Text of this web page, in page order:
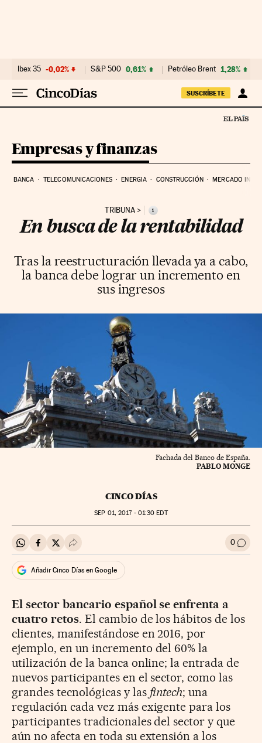
Ibex 35 -0,02% S&P 500 0,61% Petróleo Brent 1,28%
SUSCRÍBETE
Empresas y finanzas
BANCA TELECOMUNICACIONES ENERGIA CONSTRUCCIÓN MERCADO
TRIBUNA i
En busca de la rentabilidad
Tras la reestructuración llevada ya a cabo,
la banca debe lograr un incremento en
sus ingresos
Fachada del Banco de España.
PABLO MONGE
CINCO DÍAS
SEP 01, 2017 - 01:30 EDT
Compartir en Whatsapp
Compartir en Facebook
Compartir en Twitter
Desplegar Redes Sociales 0 Ir a
Añadir Cinco Días en Google
El sector bancario español se enfrenta a
cuatro retos. El cambio de los hábitos de los
clientes, manifestándose en 2016, por
ejemplo, en un incremento del 60% la
utilización de la banca online; la entrada de
nuevos participantes en el sector, como las
grandes tecnológicas y las fintech; una
regulación cada vez más exigente para los
participantes tradicionales del sector y que
aún no afecta en toda su extensión a los